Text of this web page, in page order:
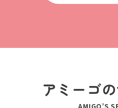
アミーゴ